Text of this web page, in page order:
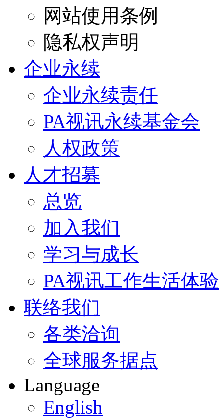
网站使用条例
隐私权声明
企业永续
企业永续责任
PA视讯永续基金会
人权政策
人才招募
总览
加入我们
学习与成长
PA视讯工作生活体验
联络我们
各类洽询
全球服务据点
Language
English